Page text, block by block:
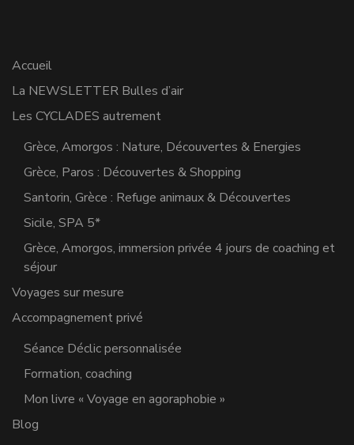
Accueil
La NEWSLETTER Bulles d’air
Les CYCLADES autrement
Grèce, Amorgos : Nature, Découvertes & Energies
Grèce, Paros : Découvertes & Shopping
Santorin, Grèce : Refuge animaux & Découvertes
Sicile, SPA 5*
Grèce, Amorgos, immersion privée 4 jours de coaching et
séjour
Voyages sur mesure
Accompagnement privé
Séance Déclic personnalisée
Formation, coaching
Mon livre « Voyage en agoraphobie »
Blog